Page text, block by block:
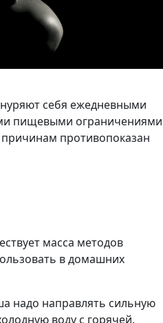
себя ежедневными
пищевыми
противопоказан
масса методов
в домашних
надо направлять сильную
воду с горячей.